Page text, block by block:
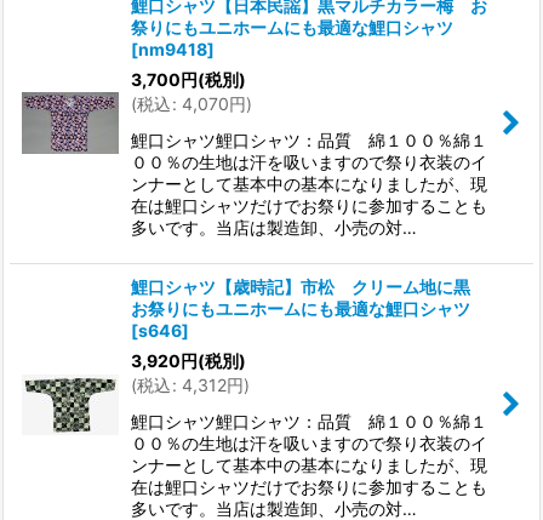
鯉口シャツ【日本民謡】黒マルチカラー梅 お
祭りにもユニホームにも最適な鯉口シャツ
[nm9418]
3,700円(税別)
(税込: 4,070円)
鯉口シャツ鯉口シャツ：品質 綿１００％綿１
００％の生地は汗を吸いますので祭り衣装のイ
ンナーとして基本中の基本になりましたが、現
在は鯉口シャツだけでお祭りに参加することも
多いです。当店は製造卸、小売の対…
鯉口シャツ【歳時記】市松 クリーム地に黒
お祭りにもユニホームにも最適な鯉口シャツ
[s646]
3,920円(税別)
(税込: 4,312円)
鯉口シャツ鯉口シャツ：品質 綿１００％綿１
００％の生地は汗を吸いますので祭り衣装のイ
ンナーとして基本中の基本になりましたが、現
在は鯉口シャツだけでお祭りに参加することも
多いです。当店は製造卸、小売の対…